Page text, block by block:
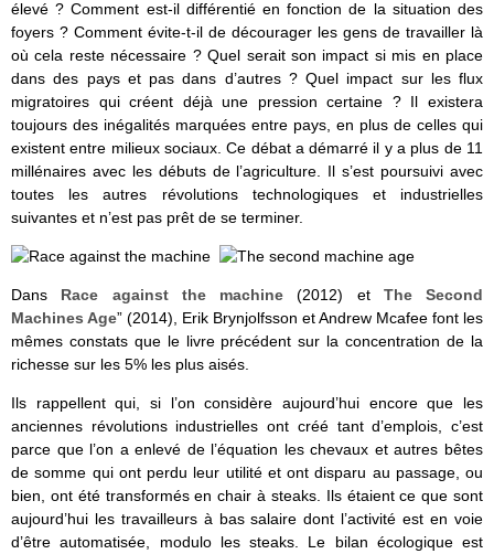
élevé ? Comment est-il différentié en fonction de la situation des
foyers ? Comment évite-t-il de décourager les gens de travailler là
où cela reste nécessaire ? Quel serait son impact si mis en place
dans des pays et pas dans d’autres ? Quel impact sur les flux
migratoires qui créent déjà une pression certaine ? Il existera
toujours des inégalités marquées entre pays, en plus de celles qui
existent entre milieux sociaux. Ce débat a démarré il y a plus de 11
millénaires avec les débuts de l’agriculture. Il s’est poursuivi avec
toutes les autres révolutions technologiques et industrielles
suivantes et n’est pas prêt de se terminer.
Dans Race against the machine (2012) et The Second
Machines Age” (2014), Erik Brynjolfsson et Andrew Mcafee font les
mêmes constats que le livre précédent sur la concentration de la
richesse sur les 5% les plus aisés.
Ils rappellent qui, si l’on considère aujourd’hui encore que les
anciennes révolutions industrielles ont créé tant d’emplois, c’est
parce que l’on a enlevé de l’équation les chevaux et autres bêtes
de somme qui ont perdu leur utilité et ont disparu au passage, ou
bien, ont été transformés en chair à steaks. Ils étaient ce que sont
aujourd’hui les travailleurs à bas salaire dont l’activité est en voie
d’être automatisée, modulo les steaks. Le bilan écologique est